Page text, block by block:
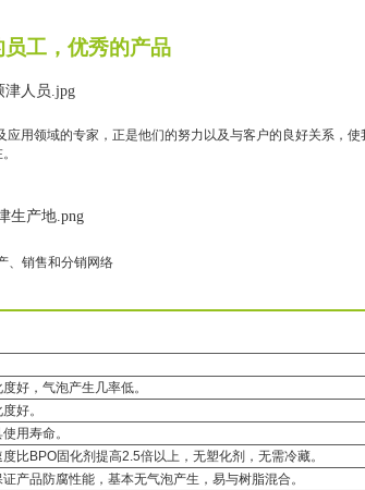
员工，优秀的产品
应用领域的专家，正是他们的努力以及与客户的良好关系，使
、销售和分销网络
好，气泡产生几率低。
好。
用寿命。
度比BPO固化剂提高2.5倍以上，无塑化剂，无需冷藏。
产品防腐性能，基本无气泡产生，易与树脂混合。